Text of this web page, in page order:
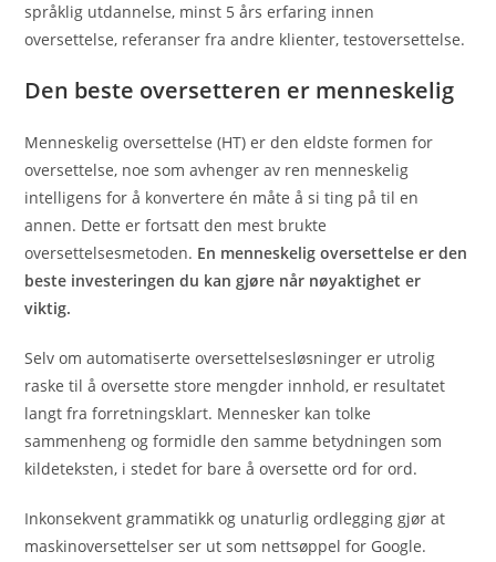
språklig utdannelse, minst 5 års erfaring innen
oversettelse, referanser fra andre klienter, testoversettelse.
Den beste oversetteren er menneskelig
Menneskelig oversettelse (HT) er den eldste formen for
oversettelse, noe som avhenger av ren menneskelig
intelligens for å konvertere én måte å si ting på til en
annen. Dette er fortsatt den mest brukte
oversettelsesmetoden. En menneskelig oversettelse er den
beste investeringen du kan gjøre når nøyaktighet er
viktig.
Selv om automatiserte oversettelsesløsninger er utrolig
raske til å oversette store mengder innhold, er resultatet
langt fra forretningsklart. Mennesker kan tolke
sammenheng og formidle den samme betydningen som
kildeteksten, i stedet for bare å oversette ord for ord.
Inkonsekvent grammatikk og unaturlig ordlegging gjør at
maskinoversettelser ser ut som nettsøppel for Google.